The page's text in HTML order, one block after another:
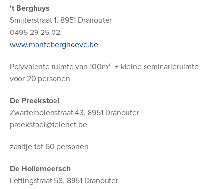
't Berghuys
Smijterstraat 1, 8951 Dranouter
0495 29 25 02
www.monteberghoeve.be
Polyvalente ruimte van 100m² + kleine seminarieruimte
voor 20 personen
De Preekstoel
Zwartemolenstraat 43, 8951 Dranouter
preekstoel@telenet.be
zaaltje tot 60 personen
De Hollemeersch
Lettingstraat 58, 8951 Dranouter